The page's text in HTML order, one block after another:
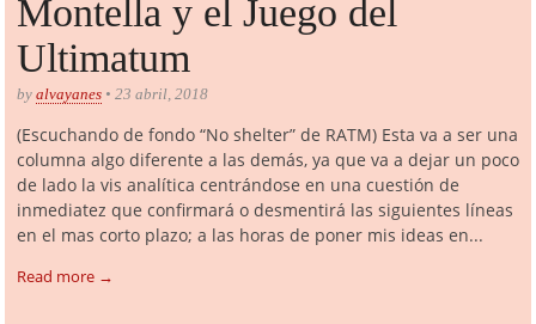
Montella y el Juego del
Ultimatum
by alvayanes • 23 abril, 2018
(Escuchando de fondo “No shelter” de RATM) Esta va a ser una
columna algo diferente a las demás, ya que va a dejar un poco
de lado la vis analítica centrándose en una cuestión de
inmediatez que confirmará o desmentirá las siguientes líneas
en el mas corto plazo; a las horas de poner mis ideas en...
Read more →